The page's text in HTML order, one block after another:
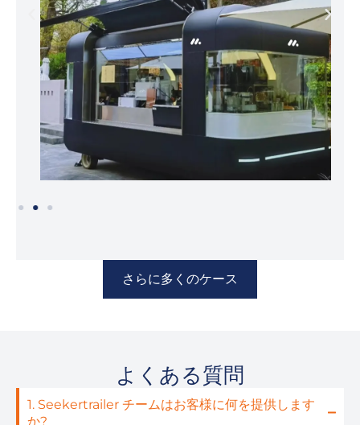
さらに多くのケース
よくある質問
1. Seekertrailer チームはお客様に何を提供します
か?